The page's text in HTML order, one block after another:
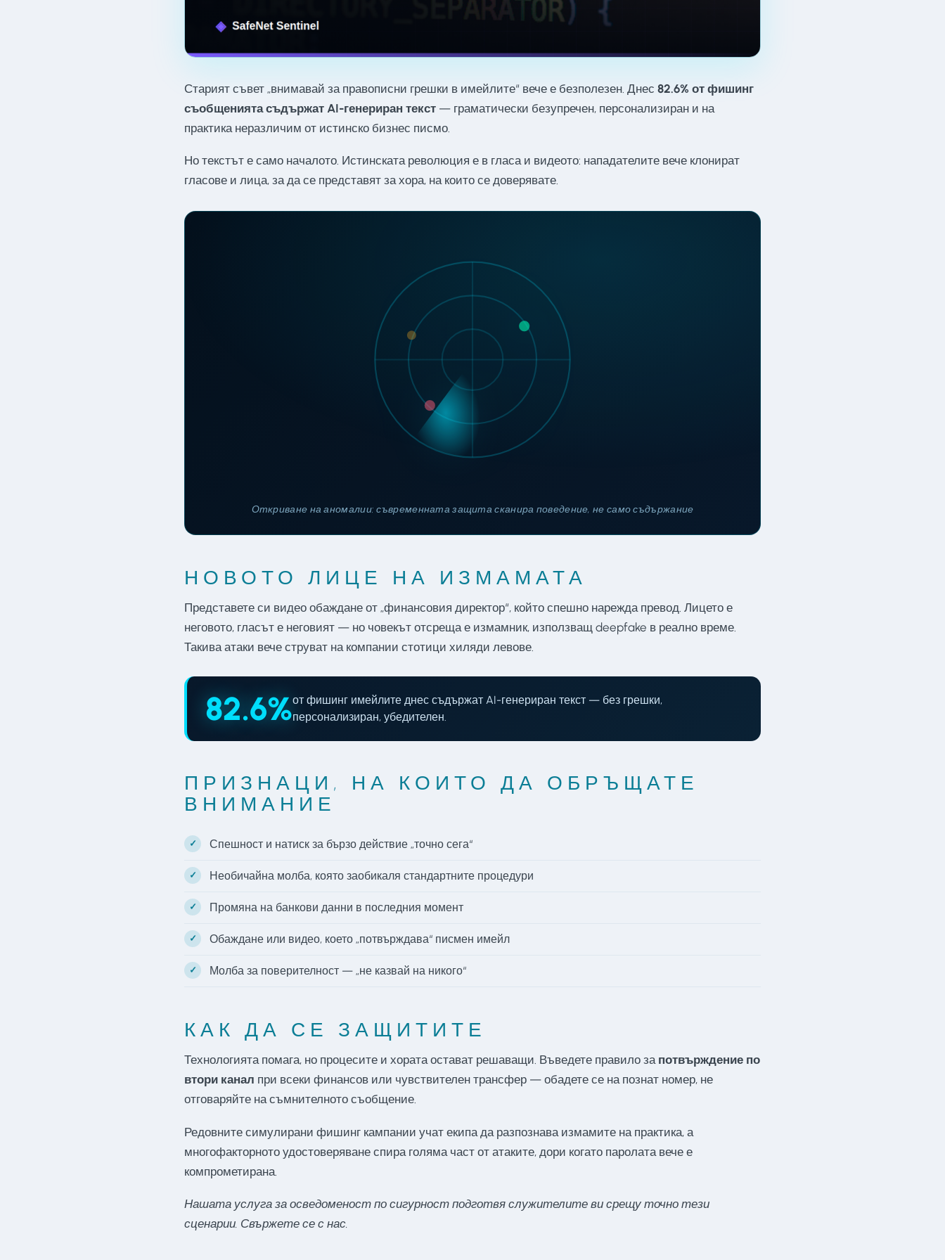
Старият съвет „внимавай за правописни грешки в имейлите“ вече е безполезен. Днес 82.6% от фишинг
съобщенията съдържат AI-генериран текст — граматически безупречен, персонализиран и на
практика неразличим от истинско бизнес писмо.
Но текстът е само началото. Истинската революция е в гласа и видеото: нападателите вече клонират
гласове и лица, за да се представят за хора, на които се доверявате.
Откриване на аномалии: съвременната защита сканира поведение, не само съдържание
НОВОТО ЛИЦЕ НА ИЗМАМАТА
Представете си видео обаждане от „финансовия директор“, който спешно нарежда превод. Лицето е
неговото, гласът е неговият — но човекът отсреща е измамник, използващ deepfake в реално време.
Такива атаки вече струват на компании стотици хиляди левове.
82.6%от фишинг имейлите днес съдържат AI-генериран текст — без грешки,
персонализиран, убедителен.
ПРИЗНАЦИ, НА КОИТО ДА ОБРЪЩАТЕ
ВНИМАНИЕ
Спешност и натиск за бързо действие „точно сега“
Необичайна молба, която заобикаля стандартните процедури
Промяна на банкови данни в последния момент
Обаждане или видео, което „потвърждава“ писмен имейл
Молба за поверителност — „не казвай на никого“
КАК ДА СЕ ЗАЩИТИТЕ
Технологията помага, но процесите и хората остават решаващи. Въведете правило за потвърждение по
втори канал при всеки финансов или чувствителен трансфер — обадете се на познат номер, не
отговаряйте на съмнителното съобщение.
Редовните симулирани фишинг кампании учат екипа да разпознава измамите на практика, а
многофакторното удостоверяване спира голяма част от атаките, дори когато паролата вече е
компрометирана.
Нашата услуга за осведоменост по сигурност подготвя служителите ви срещу точно тези
сценарии. Свържете се с нас.